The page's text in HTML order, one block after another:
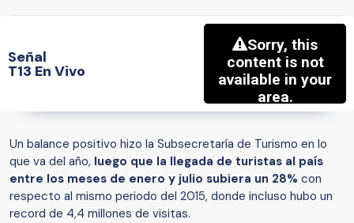
Señal
T13 En Vivo
Un balance positivo hizo la Subsecretaría de Turismo en lo
que va del año, luego que la llegada de turistas al país
entre los meses de enero y julio subiera un 28% con
respecto al mismo periodo del 2015, donde incluso hubo un
record de 4,4 millones de visitas.